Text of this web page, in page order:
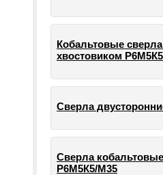
Кобальтовые
хвостовиком
Сверла
Сверла
Р6М5К5/М35